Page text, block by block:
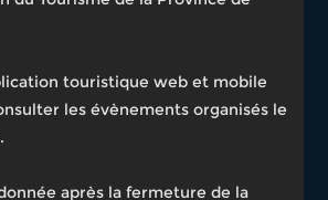
touristique web et mobile
les évènements organisés le
après la fermeture de la